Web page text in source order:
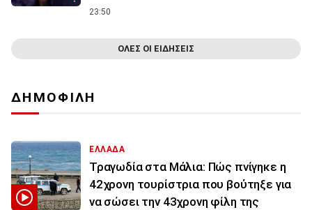
23:50
ΟΛΕΣ ΟΙ ΕΙΔΗΣΕΙΣ
ΔΗΜΟΦΙΛΗ
ΕΛΛΑΔΑ
Τραγωδία στα Μάλια: Πώς πνίγηκε η
42χρονη τουρίστρια που βούτηξε για
να σώσει την 43χρονη φίλη της